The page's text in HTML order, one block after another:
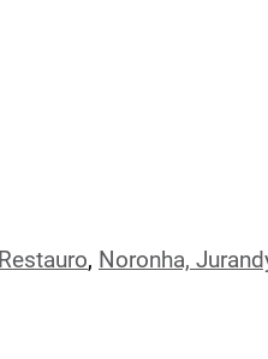
Restauro, Noronha,